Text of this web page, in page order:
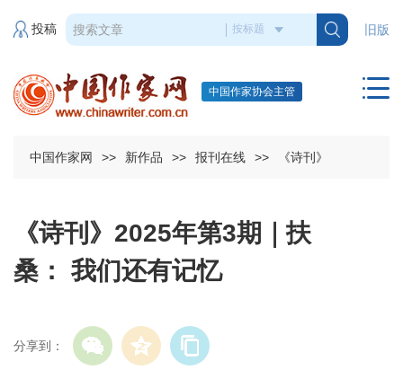
旧版
投稿
中国作家协会主管
中国作家网 >> 新作品 >> 报刊在线 >> 《诗刊》
《诗刊》2025年第3期｜扶
桑： 我们还有记忆
分享到：